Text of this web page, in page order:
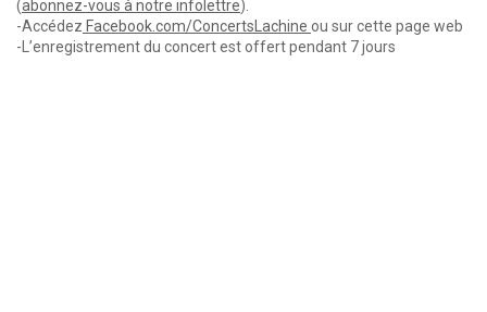
(abonnez-vous à notre infolettre).
-Accédez Facebook.com/ConcertsLachine ou sur cette page web
-L’enregistrement du concert est offert pendant 7 jours